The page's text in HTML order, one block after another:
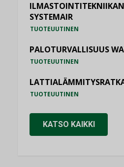
SYSTEMAIR
TUOTEUUTINEN
PALOTURVALLISUUS
TUOTEUUTINEN
TUOTEUUTINEN
KATSO KAIKKI